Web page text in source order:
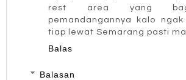
rest area yang
pemandangannya kalo
tiap lewat Semarang pasti
Balas
Balasan